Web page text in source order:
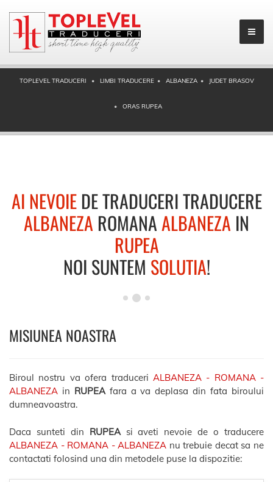
TOPLEVEL TRADUCERI LIMBI TRADUCERE ALBANEZA JUDET BRASOV
ORAS RUPEA
AI NEVOIEDE TRADUCERI TRADUCERE
ALBANEZA ROMANAALBANEZA IN
RUPEA
NOI SUNTEM SOLUTIA!
MISIUNEA NOASTRA
Biroul nostru va ofera traduceri ALBANEZA - ROMANA -
ALBANEZA in RUPEAfara a va deplasa din fata biroului
dumneavoastra.
Daca sunteti din RUPEAsi aveti nevoie de o traducere
ALBANEZA - ROMANA - ALBANEZA nu trebuie decat sa ne
contactati folosind una din metodele puse la dispozitie: